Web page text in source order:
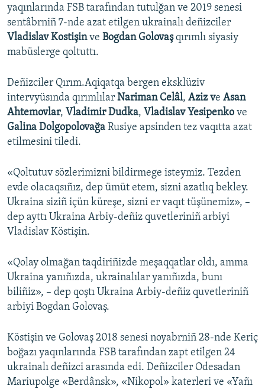
yaqınlarında FSB tarafından tutulğan ve 2019 senesi
sentâbrniñ 7-nde azat etilgen ukrainalı deñizciler
Vladislav Kostişinve Bogdan Golovaşqırımlı siyasiy
mabüslerge qoltuttı.
Deñizciler Qırım.Aqiqatqa bergen eksklüziv
intervyüsında qırımlılar Nariman Celâl, Aziz ve Asan
Ahtemovlar, Vladimir Dudka, Vladislav Yesipenko ve
Galina Dolgopolovağa Rusiye apsinden tez vaqıtta azat
etilmesini tiledi.
«Qoltutuv sözlerimizni bildirmege isteymiz. Tezden
evde olacaqsıñız, dep ümüt etem, sizni azatlıq bekley.
Ukraina siziñ içün küreşe, sizni er vaqıt tüşünemiz», –
dep ayttı Ukraina Arbiy-deñiz quvetleriniñ arbiyi
Vladislav Köstişin.
«Qolay olmağan taqdiriñizde meşaqqatlar oldı, amma
Ukraina yanıñızda, ukrainalılar yanıñızda, bunı
biliñiz», – dep qoştı Ukraina Arbiy-deñiz quvetleriniñ
arbiyi Bogdan Golovaş.
Köstişin ve Golovaş 2018 senesi noyabrniñ 28-nde Keriç
boğazı yaqınlarında FSB tarafından zapt etilgen 24
ukrainalı deñizci arasında edi. Deñizciler Odesadan
Mariupolge «Berdânsk», «Nikopol» katerleri ve «Yañı